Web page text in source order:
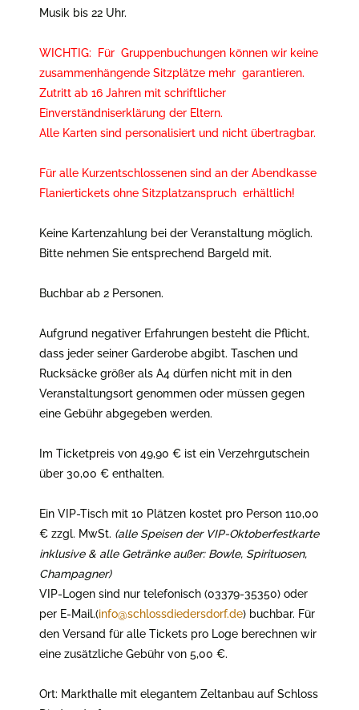
Musik bis 22 Uhr.
WICHTIG: Für Gruppenbuchungen können wir keine
zusammenhängende Sitzplätze mehr garantieren.
Zutritt ab 16 Jahren mit schriftlicher
Einverständniserklärung der Eltern.
Alle Karten sind personalisiert und nicht übertragbar.
Für alle Kurzentschlossenen sind an der Abendkasse
Flaniertickets ohne Sitzplatzanspruch erhältlich!
Keine Kartenzahlung bei der Veranstaltung möglich.
Bitte nehmen Sie entsprechend Bargeld mit.
Buchbar ab 2 Personen.
Aufgrund negativer Erfahrungen besteht die Pflicht,
dass jeder seiner Garderobe abgibt. Taschen und
Rucksäcke größer als A4 dürfen nicht mit in den
Veranstaltungsort genommen oder müssen gegen
eine Gebühr abgegeben werden.
Im Ticketpreis von 49,90 € ist ein Verzehrgutschein
über 30,00 € enthalten.
Ein VIP-Tisch mit 10 Plätzen kostet pro Person 110,00
€ zzgl. MwSt. (alle Speisen der VIP-Oktoberfestkarte
inklusive & alle Getränke außer: Bowle, Spirituosen,
Champagner)
VIP-Logen sind nur telefonisch (03379-35350) oder
per E-Mail.(info@schlossdiedersdorf.de) buchbar. Für
den Versand für alle Tickets pro Loge berechnen wir
eine zusätzliche Gebühr von 5,00 €.
Ort: Markthalle mit elegantem Zeltanbau auf Schloss